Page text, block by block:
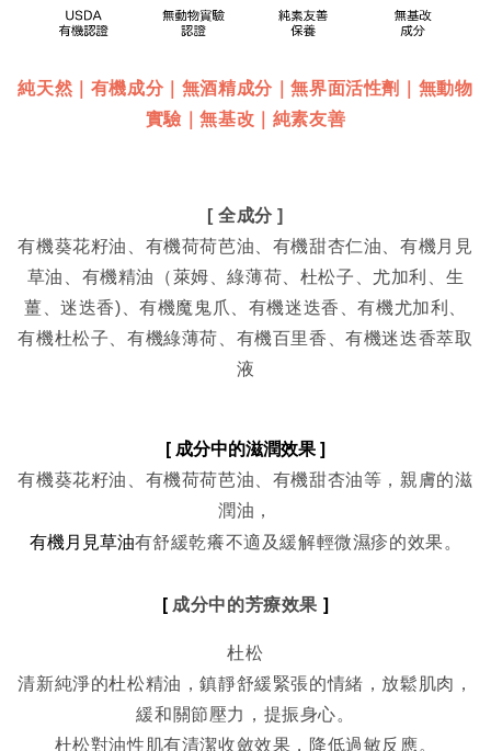
純天然｜有機成分｜無酒精成分｜無界面活性劑｜無動物
實驗｜無基改｜純素友善
[ 全成分 ]
有機葵花籽油、有機荷荷芭油、有機甜杏仁油、有機月見
草油、有機精油（萊姆、綠薄荷、杜松子、尤加利、生
薑、迷迭香)、有機魔鬼爪、有機迷迭香、有機尤加利、
有機杜松子、有機綠薄荷、有機百里香、有機迷迭香萃取
液
[ 成分中的滋潤效果 ]
有機葵花籽油、有機荷荷芭油、有機甜杏油等，親膚的滋
潤油，
有機月見草油有舒緩乾癢不適及緩解輕微濕疹的效果。
[ 成分中的芳療效果 ]
杜松
清新純淨的杜松精油，鎮靜舒緩緊張的情緒，放鬆肌肉，
緩和關節壓力，提振身心。
杜松對油性肌有清潔收斂效果，降低過敏反應。